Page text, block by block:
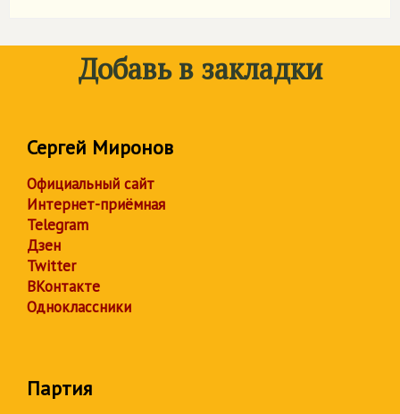
Добавь в закладки
Сергей Миронов
Официальный сайт
Интернет-приёмная
Telegram
Дзен
Twitter
ВКонтакте
Одноклассники
Партия